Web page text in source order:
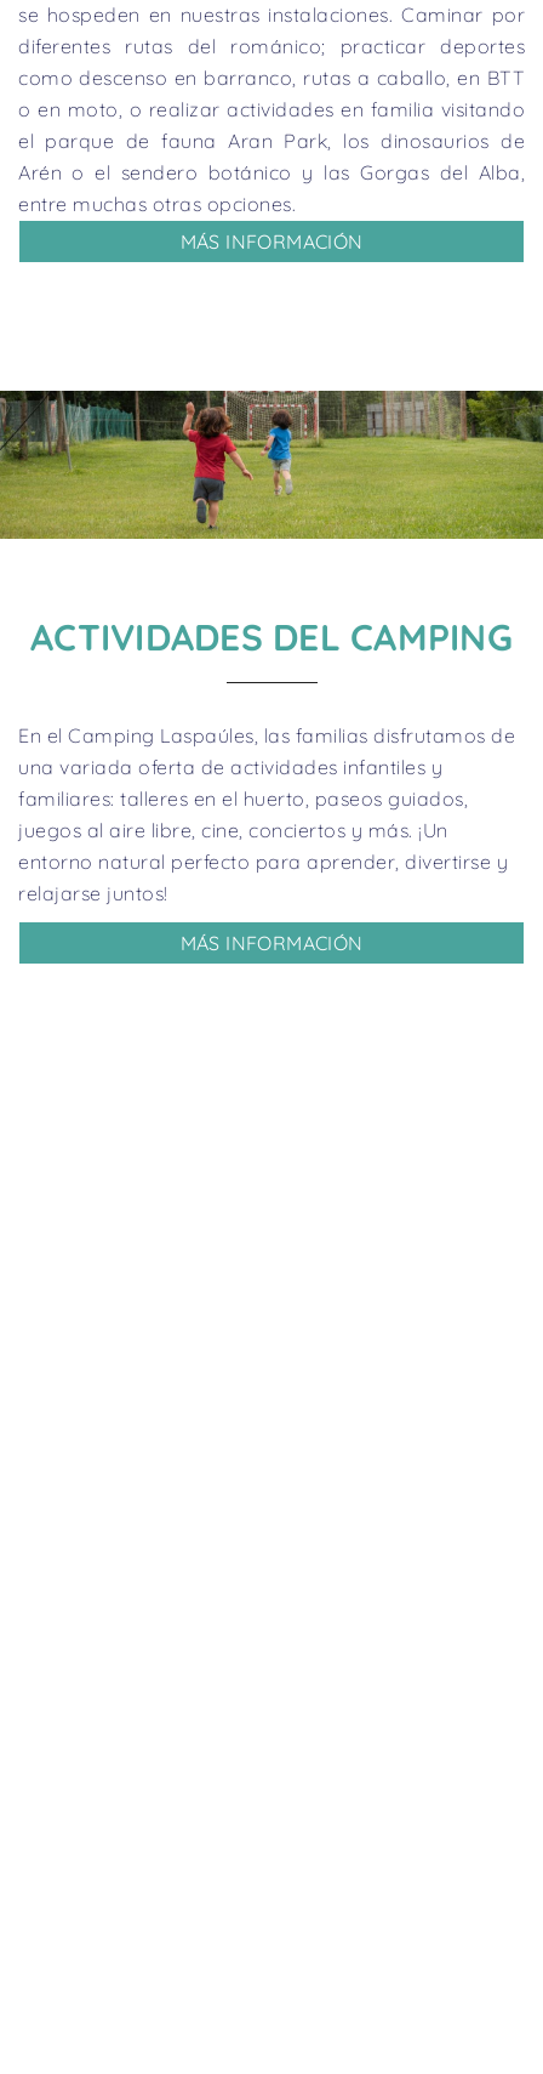
se hospeden en nuestras instalaciones. Caminar por
diferentes rutas del románico; practicar deportes
como descenso en barranco, rutas a caballo, en BTT
o en moto, o realizar actividades en familia visitando
el parque de fauna Aran Park, los dinosaurios de
Arén o el sendero botánico y las Gorgas del Alba,
entre muchas otras opciones.
MÁS INFORMACIÓN
ACTIVIDADES DEL CAMPING
En el Camping Laspaúles, las familias disfrutamos de
una variada oferta de actividades infantiles y
familiares: talleres en el huerto, paseos guiados,
juegos al aire libre, cine, conciertos y más. ¡Un
entorno natural perfecto para aprender, divertirse y
relajarse juntos!
MÁS INFORMACIÓN